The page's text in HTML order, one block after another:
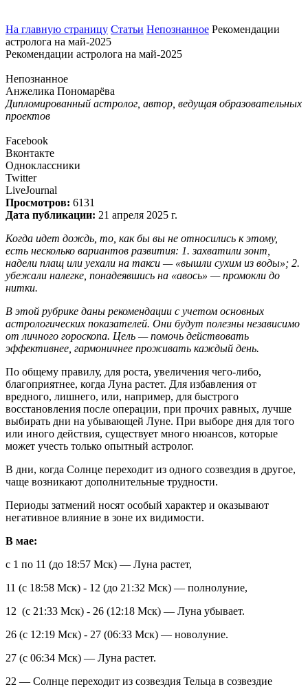
На главную страницу Статьи Непознанное Рекомендации
астролога на май-2025
Рекомендации астролога на май-2025
Непознанное
Анжелика Пономарёва
Дипломированный астролог, автор, ведущая образовательных
проектов
Facebook
Вконтакте
Одноклассники
Twitter
LiveJournal
Просмотров: 6131
Дата публикации: 21 апреля 2025 г.
Когда идет дождь, то, как бы вы не относились к этому,
есть несколько вариантов развития: 1. захватили зонт,
надели плащ или уехали на такси — «вышли сухим из воды»; 2.
убежали налегке, понадеявшись на «авось» — промокли до
нитки.
В этой рубрике даны рекомендации с учетом основных
астрологических показателей. Они будут полезны независимо
от личного гороскопа. Цель — помочь действовать
эффективнее, гармоничнее проживать каждый день.
По общему правилу, для роста, увеличения чего-либо,
благоприятнее, когда Луна растет. Для избавления от
вредного, лишнего, или, например, для быстрого
восстановления после операции, при прочих равных, лучше
выбирать дни на убывающей Луне. При выборе дня для того
или иного действия, существует много нюансов, которые
может учесть только опытный астролог.
В дни, когда Солнце переходит из одного созвездия в другое,
чаще возникают дополнительные трудности.
Периоды затмений носят особый характер и оказывают
негативное влияние в зоне их видимости.
В мае:
с 1 по 11 (до 18:57 Мск) — Луна растет,
11 (с 18:58 Мск) - 12 (до 21:32 Мск) — полнолуние,
12 (с 21:33 Мск) - 26 (12:18 Мск) — Луна убывает.
26 (с 12:19 Мск) - 27 (06:33 Мск) — новолуние.
27 (с 06:34 Мск) — Луна растет.
22 — Солнце переходит из созвездия Тельца в созвездие